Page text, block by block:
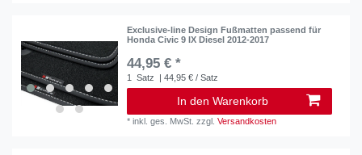
Exclusive-line Design Fußmatten passend für
Honda Civic 9 IX Diesel 2012-2017
44,95 € *
1 Satz | 44,95 € / Satz
In den Warenkorb
*inkl. ges. MwSt. zzgl.Versandkosten